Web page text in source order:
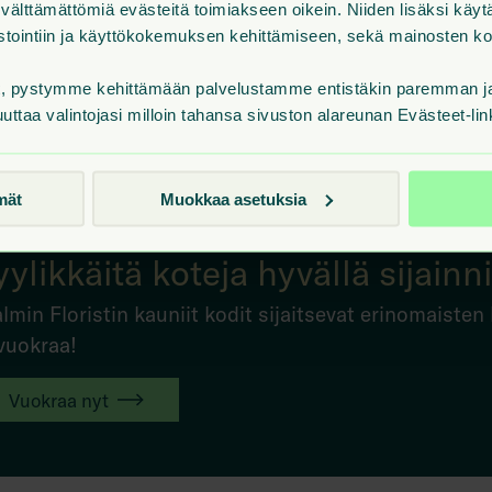
evästeitä toimiakseen oikein. Niiden lisäksi
ja käyttökokemuksen kehittämiseen, sekä mainosten
kehittämään palvelustamme entistäkin paremman
valintojasi milloin tahansa sivuston alareunan Evästeet-
Muokkaa asetuksia
koteja hyvällä
Floristin kauniit kodit sijaitsevat
Vuokraa nyt